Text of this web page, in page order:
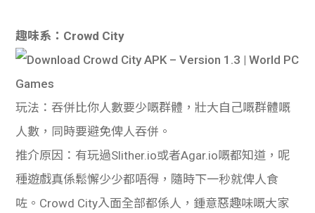
趣味系：Crowd City
玩法：吞併比你人數要少嘅群體，壯大自己嘅群體嘅
人數，同時要避免俾人吞併。
推介原因：有玩過Slither.io或者Agar.io嘅都知道，呢
種遊戲真係鬆懈少少都唔得，隨時下一秒就俾人食
咗。Crowd City入面全部都係人，鍾意惡趣味嘅大家